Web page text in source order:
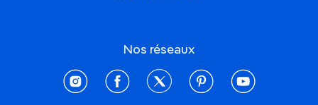
Nos réseaux
instagramfacebooktwitter pinterestyoutube